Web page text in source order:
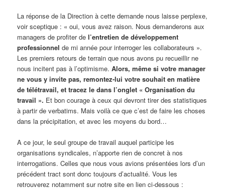
La réponse de la Direction à cette demande nous laisse perplexe,
voir sceptique : « oui, vous avez raison. Nous demanderons aux
managers de profiter del’entretien de développement
professionnel de mi année pour interroger les collaborateurs ».
Les premiers retours de terrain que nous avons pu recueillir ne
nous incitent pas à l’optimisme.Alors, même si votre manager
ne vous y invite pas, remontez-lui votre souhait en matière
de télétravail, et tracez le dans l’onglet « Organisation du
travail ». Et bon courage à ceux qui devront tirer des statistiques
à partir de verbatims. Mais voilà ce que c’est de faire les choses
dans la précipitation, et avec les moyens du bord…
A ce jour, le seul groupe de travail auquel participe les
organisations syndicales, n’apporte rien de concret à nos
interrogations. Celles que nous vous avions présentées lors d’un
précédent tract sont donc toujours d’actualité. Vous les
retrouverez notamment sur notre site en lien ci-dessous :